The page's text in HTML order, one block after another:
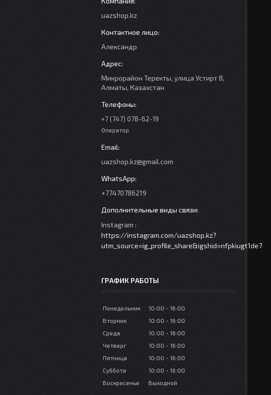
uazshop.kz
Александр
Микрорайон Теректы, улица Устирт 8,
Алматы, Казахстан
+7 (747) 078-62-19
Оператор
uazshop.kz@gmail.com
+77470786219
Instagram
https://instagram.com/uazshop.kz?
utm_source=ig_profile_share&igshid=nfpkiugt1de7
ГРАФИК РАБОТЫ
Понедельник 10:00
16:00
Вторник
10:00
16:00
Среда
10:00
16:00
Четверг
10:00
16:00
Пятница
10:00
16:00
Суббота
10:00
16:00
Воскресенье
Выходной